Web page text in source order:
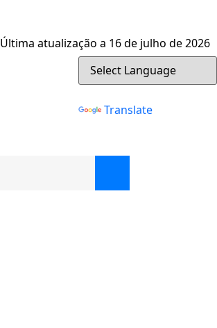
Última atualização a 16 de julho de 2026
Translate